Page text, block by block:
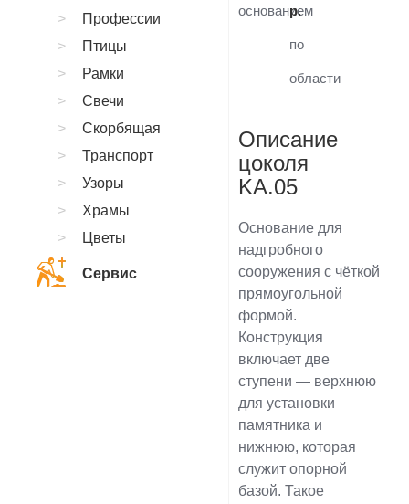
основанием
р.
по
области
Описание
цоколя
KA.05
Основание для
надгробного
сооружения с чёткой
прямоугольной
формой.
Конструкция
включает две
ступени — верхнюю
для установки
памятника и
нижнюю, которая
служит опорной
базой. Такое
Профессии
Птицы
Рамки
Свечи
Скорбящая
Транспорт
Узоры
Храмы
Цветы
Сервис